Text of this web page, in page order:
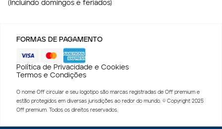
(Incluindo domingos e feriados)
FORMAS DE PAGAMENTO
Política de Privacidade e Cookies
Termos e Condições
O nome Off circular e seu logotipo são marcas registradas de Off premium e
estão protegidos em diversas jurisdições ao redor do mundo. © Copyright 2025
Off premium. Todos os direitos reservados.